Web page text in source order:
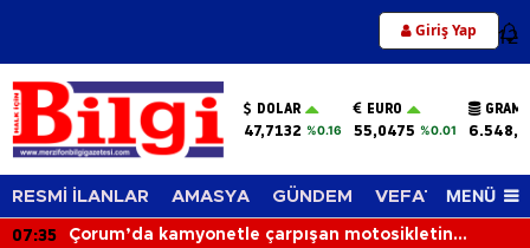
Giriş Yap 12
DOLAR
47,7132 %0.16
EURO
55,0475 %0.01
GRAM
RESMİ İLANLAR AMASYA GÜNDEM VEFAT EDENLER
MENÜ
07:35
Çorum’da kamyonetle çarpışan motosikletin